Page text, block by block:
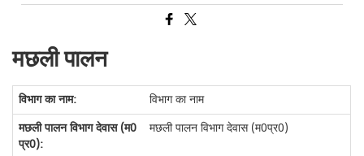
मछली पालन
विभाग का नाम
मछली पालन विभाग देवास (म0प्र0)